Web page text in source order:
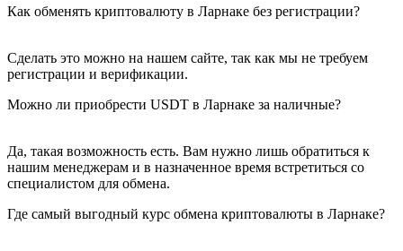
Как обменять криптовалюту в Ларнаке без регистрации?
Сделать это можно на нашем сайте, так как мы не требуем
регистрации и верификации.
Можно ли приобрести USDT в Ларнаке за наличные?
Да, такая возможность есть. Вам нужно лишь обратиться к
нашим менеджерам и в назначенное время встретиться со
специалистом для обмена.
Где самый выгодный курс обмена криптовалюты в Ларнаке?